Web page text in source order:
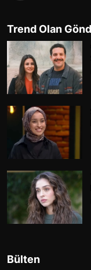
Trend Olan
Bülten